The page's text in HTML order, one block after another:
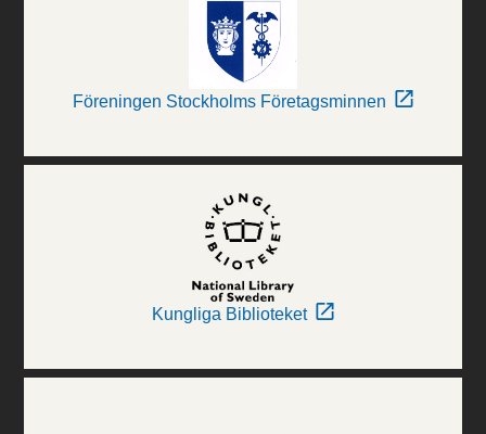
Föreningen Stockholms Företagsminnen
Kungliga Biblioteket